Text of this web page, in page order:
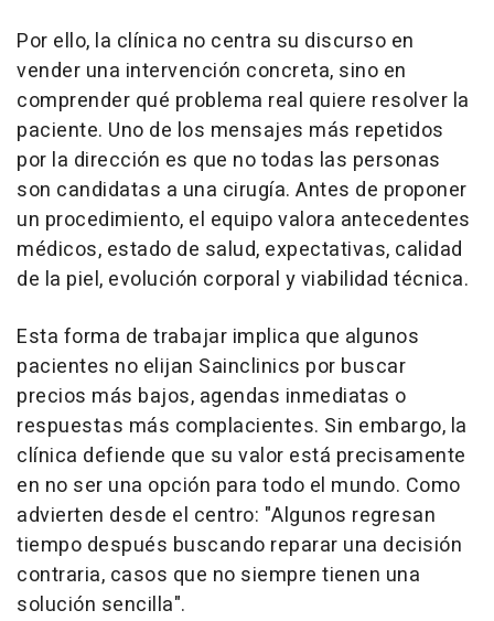
Por ello, la clínica no centra su discurso en
vender una intervención concreta, sino en
comprender qué problema real quiere resolver la
paciente. Uno de los mensajes más repetidos
por la dirección es que no todas las personas
son candidatas a una cirugía. Antes de proponer
un procedimiento, el equipo valora antecedentes
médicos, estado de salud, expectativas, calidad
de la piel, evolución corporal y viabilidad técnica.
Esta forma de trabajar implica que algunos
pacientes no elijan Sainclinics por buscar
precios más bajos, agendas inmediatas o
respuestas más complacientes. Sin embargo, la
clínica defiende que su valor está precisamente
en no ser una opción para todo el mundo. Como
advierten desde el centro: "Algunos regresan
tiempo después buscando reparar una decisión
contraria, casos que no siempre tienen una
solución sencilla".